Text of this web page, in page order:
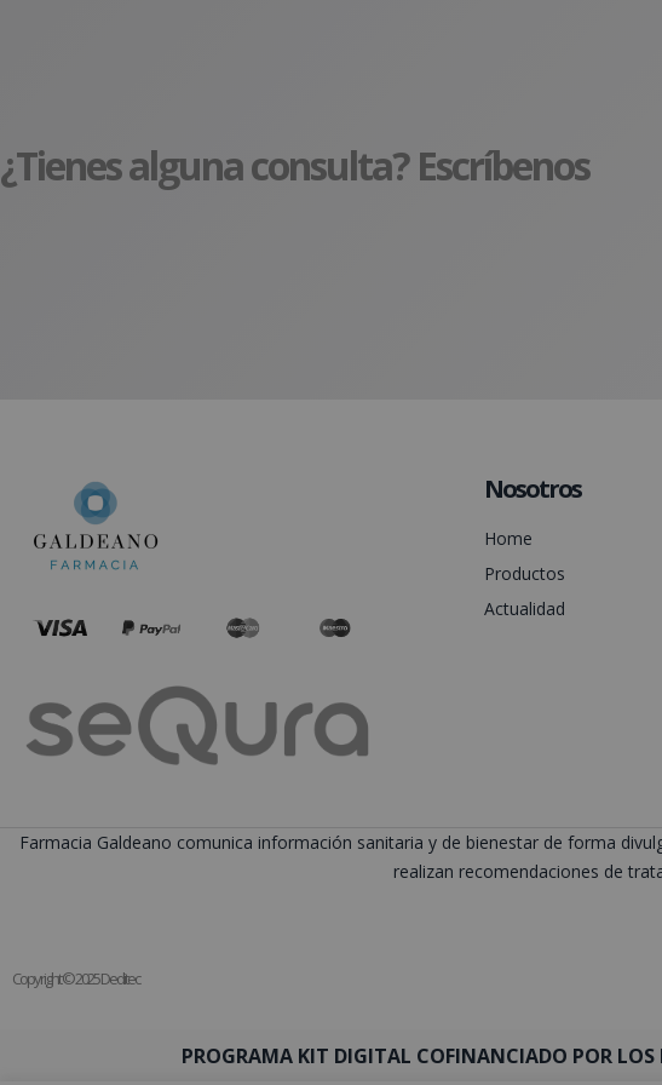
¿Tienes alguna consulta? Escríbenos
Nosotros
Home
Productos
Actualidad
Farmacia Galdeano comunica información sanitaria y de bienestar de forma
realizan recomendaciones de
Copyright © 2025 Deditec
PROGRAMA KIT DIGITAL COFINANCIADO POR LOS